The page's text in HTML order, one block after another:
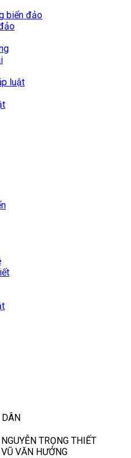
biển đảo
luật
TRỌNG THIẾT
VĂN HƯỞNG